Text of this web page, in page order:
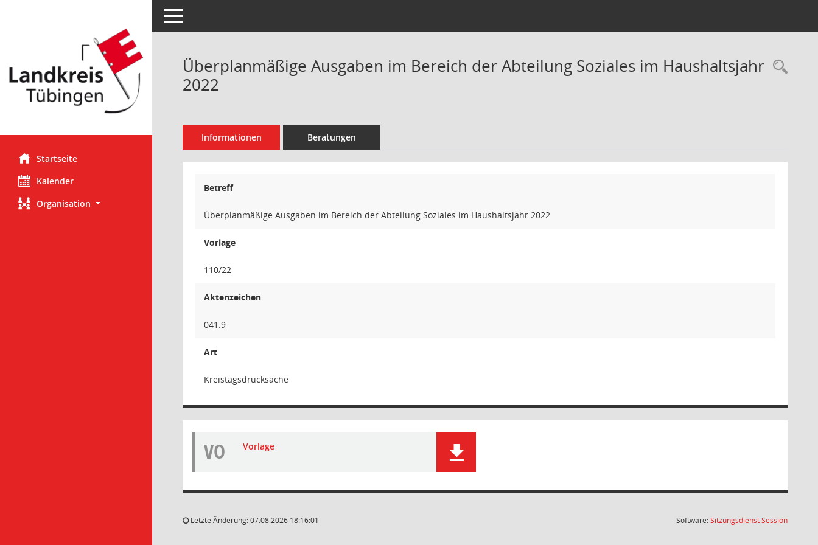
Startseite
Kalender
Organisation
Toggle navigation
Überplanmäßige Ausgaben im Bereich der Abteilung Soziales im Haushaltsjahr
2022
Informationen Beratungen
Betreff
Überplanmäßige Ausgaben im Bereich der Abteilung Soziales im Haushaltsjahr 2022
Vorlage
110/22
Aktenzeichen
041.9
Art
Kreistagsdrucksache
VO Vorlage
Letzte Änderung: 07.08.2026 18:16:01 Software:SitzungsdienstSession(Wird in